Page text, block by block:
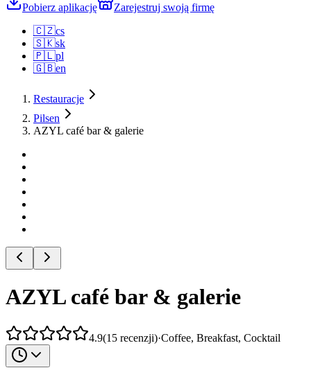
Pobierz aplikację
Zarejestruj swoją firmę
🇨🇿cs
🇸🇰sk
🇵🇱pl
🇬🇧en
Restauracje
Pilsen
AZYL café bar & galerie
AZYL café bar & galerie
4.9(15 recenzji)·Coffee, Breakfast, Cocktail